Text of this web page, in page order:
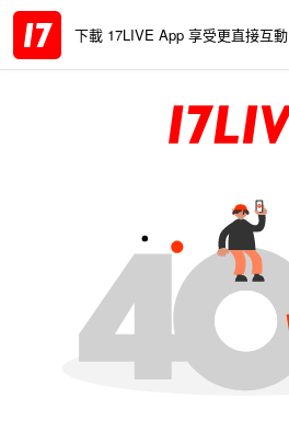
下載 17LIVE App 享受更直接互動